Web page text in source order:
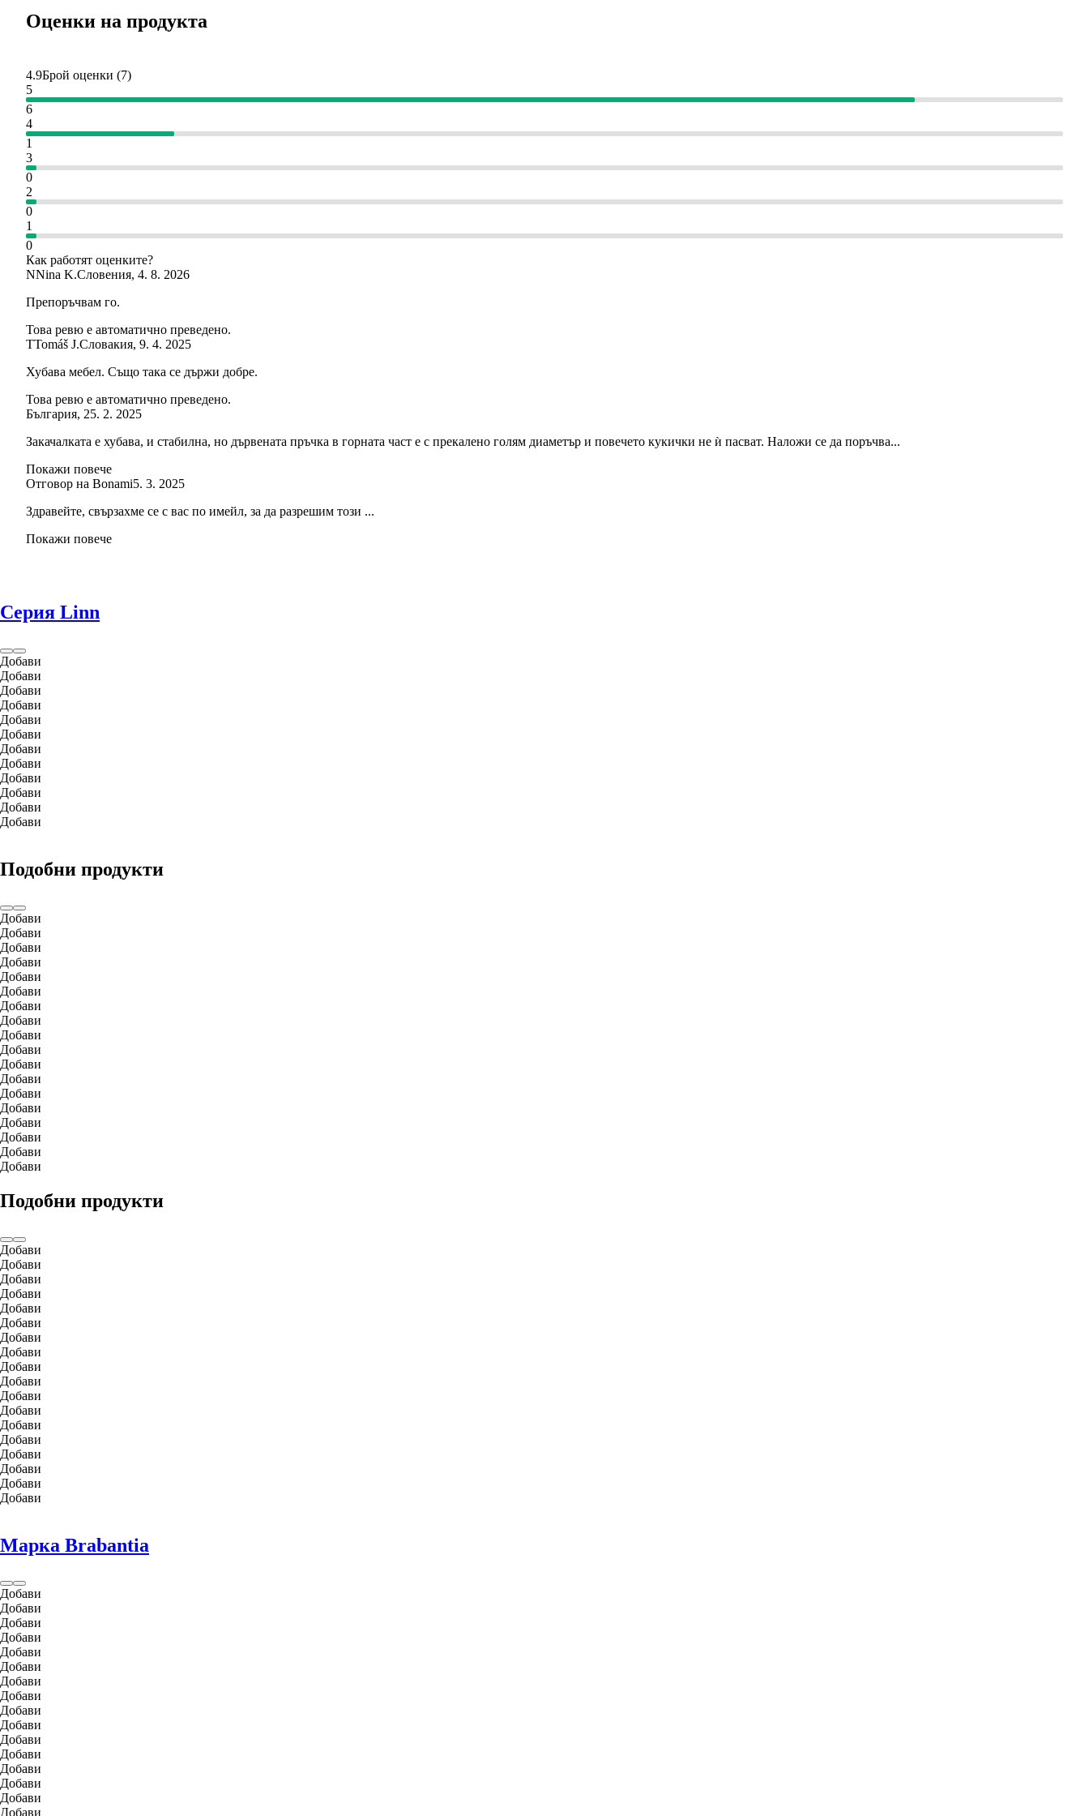
Оценки на продукта
4.9Брой оценки (7)
5
6
4
1
3
0
2
0
1
0
Как работят оценките?
NNina K.Словения, 4. 8. 2026
Препоръчвам го.
Това ревю е автоматично преведено.
TTomáš J.Словакия, 9. 4. 2025
Хубава мебел. Също така се държи добре.
Това ревю е автоматично преведено.
България, 25. 2. 2025
Закачалката е хубава, и стабилна, но дървената пръчка в горната част е с прекалено голям диаметър и повечето кукички не ѝ пасват. Наложи се да поръчва...
Покажи повече
Отговор на Bonami5. 3. 2025
Здравейте, свързахме се с вас по имейл, за да разрешим този ...
Покажи повече
Серия Linn
Добави
Добави
Добави
Добави
Добави
Добави
Добави
Добави
Добави
Добави
Добави
Добави
Подобни продукти
Добави
Добави
Добави
Добави
Добави
Добави
Добави
Добави
Добави
Добави
Добави
Добави
Добави
Добави
Добави
Добави
Добави
Добави
Подобни продукти
Добави
Добави
Добави
Добави
Добави
Добави
Добави
Добави
Добави
Добави
Добави
Добави
Добави
Добави
Добави
Добави
Добави
Добави
Марка Brabantia
Добави
Добави
Добави
Добави
Добави
Добави
Добави
Добави
Добави
Добави
Добави
Добави
Добави
Добави
Добави
Добави